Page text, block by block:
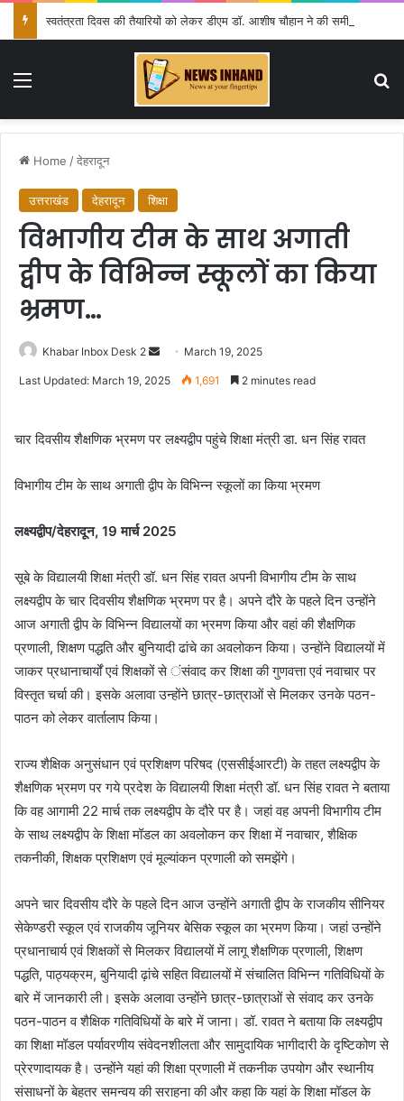
Menu
Home /देहरादून
उत्तराखंड देहरादून शिक्षा
विभागीय टीम के साथ अगाती
द्वीप के विभिन्न स्कूलों का किया
भ्रमण…
Khabar Inbox Desk 2
Send March 19, 2025
Last Updated: March 19, 2025 1,691 2 minutes read
चार दिवसीय शैक्षणिक भ्रमण पर लक्ष्यद्वीप पहुंचे शिक्षा मंत्री डा. धन सिंह रावत
विभागीय टीम के साथ अगाती द्वीप के विभिन्न स्कूलों का किया भ्रमण
लक्ष्यद्वीप/देहरादून, 19 मार्च 2025
सूबे के विद्यालयी शिक्षा मंत्री डॉ. धन सिंह रावत अपनी विभागीय टीम के साथ
लक्ष्यद्वीप के चार दिवसीय शैक्षणिक भ्रमण पर है। अपने दौरे के पहले दिन उन्होंने
आज अगाती द्वीप के विभिन्न विद्यालयों का भ्रमण किया और वहां की शैक्षणिक
प्रणाली, शिक्षण पद्धति और बुनियादी ढांचे का अवलोकन किया। उन्होंने विद्यालयों में
जाकर प्रधानाचार्यों एवं शिक्षकों से ंसंवाद कर शिक्षा की गुणवत्ता एवं नवाचार पर
विस्तृत चर्चा की। इसके अलावा उन्होंने छात्र-छात्राओं से मिलकर उनके पठन-
पाठन को लेकर वार्तालाप किया।
राज्य शैक्षिक अनुसंधान एवं प्रशिक्षण परिषद (एससीईआरटी) के तहत लक्ष्यद्वीप के
शैक्षणिक भ्रमण पर गये प्रदेश के विद्यालयी शिक्षा मंत्री डॉ. धन सिंह रावत ने बताया
कि वह आगामी 22 मार्च तक लक्ष्यद्वीप के दौरे पर है। जहां वह अपनी विभागीय टीम
के साथ लक्ष्यद्वीप के शिक्षा मॉडल का अवलोकन कर शिक्षा में नवाचार, शैक्षिक
तकनीकी, शिक्षक प्रशिक्षण एवं मूल्यांकन प्रणाली को समझेंगे।
अपने चार दिवसीय दौरे के पहले दिन आज उन्होंने अगाती द्वीप के राजकीय सीनियर
सेकेण्डरी स्कूल एवं राजकीय जूनियर बेसिक स्कूल का भ्रमण किया। जहां उन्होंने
प्रधानाचार्य एवं शिक्षकों से मिलकर विद्यालयों में लागू शैक्षणिक प्रणाली, शिक्षण
पद्धति, पाठ्यक्रम, बुनियादी ढ़ांचे सहित विद्यालयों में संचालित विभिन्न गतिविधियों के
बारे में जानकारी ली। इसके अलावा उन्होंने छात्र-छात्राओं से संवाद कर उनके
पठन-पाठन व शैक्षिक गतिविधियों के बारे में जाना। डॉ. रावत ने बताया कि लक्ष्यद्वीप
का शिक्षा मॉडल पर्यावरणीय संवेदनशीलता और सामुदायिक भागीदारी के दृष्टिकोण से
प्रेरणादायक है। उन्होंने यहां की शिक्षा प्रणाली में तकनीक उपयोग और स्थानीय
संसाधनों के बेहतर समन्वय की सराहना की और कहा कि यहां के शिक्षा मॉडल के